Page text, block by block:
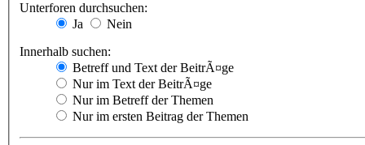
Unterforen durchsuchen:
Ja
Nein
Innerhalb suchen:
Betreff und Text der BeitrÃ¤ge
Nur im Text der BeitrÃ¤ge
Nur im Betreff der Themen
Nur im ersten Beitrag der Themen